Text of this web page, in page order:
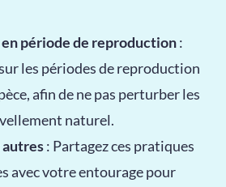
période de reproduction:
les périodes de reproduction
afin de ne pas perturber les
naturel.
: Partagez ces pratiques
avec votre entourage pour